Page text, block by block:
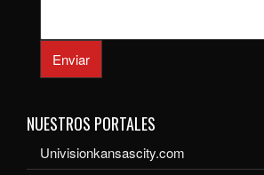
Enviar
NUESTROS PORTALES
Univisionkansascity.com